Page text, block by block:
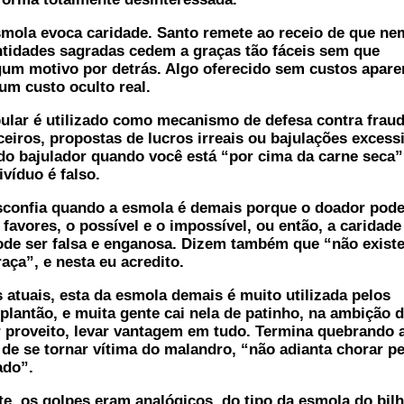
evoca caridade. Santo remete ao receio de que
sagradas cedem a graças tão fáceis sem que
motivo por detrás. Algo oferecido sem custos
custo oculto real.
é utilizado como mecanismo de defesa contra
propostas de lucros irreais ou bajulações
bajulador quando você está “por cima da carne seca”
é falso.
quando a esmola é demais porque o doador
o possível e o impossível, ou então, a
ser falsa e enganosa. Dizem também que “não existe
e nesta eu acredito.
esta da esmola demais é muito utilizada pelos
e muita gente cai nela de patinho, na ambição
levar vantagem em tudo. Termina quebrando
se tornar vítima do malandro, “não adianta chorar